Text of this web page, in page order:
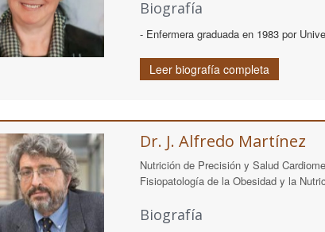
Biografía
- Enfermera graduada en 1983 por
Leer biografía completa
Dr. J. Alfredo Martínez
Nutrición de Precisión y Salud
Fisiopatología de la Obesidad y la
Biografía